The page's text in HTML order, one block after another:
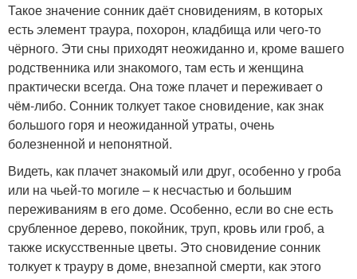
Такое значение сонник даёт сновидениям, в которых
есть элемент траура, похорон, кладбища или чего-то
чёрного. Эти сны приходят неожиданно и, кроме вашего
родственника или знакомого, там есть и женщина
практически всегда. Она тоже плачет и переживает о
чём-либо. Сонник толкует такое сновидение, как знак
большого горя и неожиданной утраты, очень
болезненной и непонятной.
Видеть, как плачет знакомый или друг, особенно у гроба
или на чьей-то могиле – к несчастью и большим
переживаниям в его доме. Особенно, если во сне есть
срубленное дерево, покойник, труп, кровь или гроб, а
также искусственные цветы. Это сновидение сонник
толкует к трауру в доме, внезапной смерти, как этого